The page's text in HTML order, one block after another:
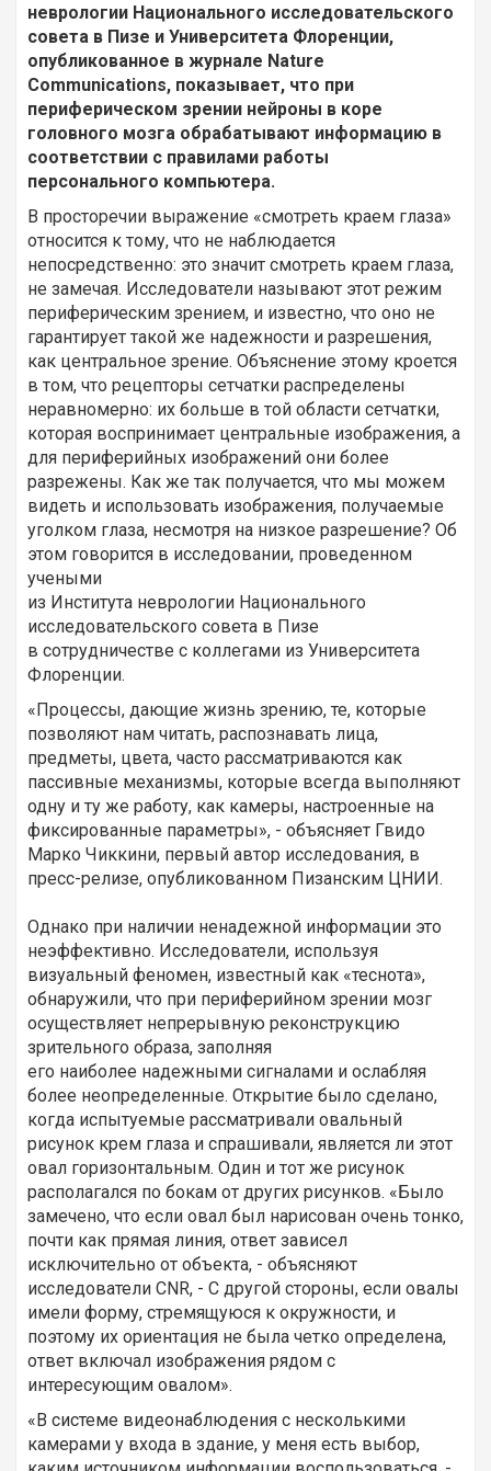
неврологии Национального исследовательского
совета в Пизе и Университета Флоренции,
опубликованное в журнале Nature
Communications, показывает, что при
периферическом зрении нейроны в коре
головного мозга обрабатывают информацию в
соответствии с правилами работы
персонального компьютера.
В просторечии выражение «смотреть краем глаза»
относится к тому, что не наблюдается
непосредственно: это значит смотреть краем глаза,
не замечая. Исследователи называют этот режим
периферическим зрением, и известно, что оно не
гарантирует такой же надежности и разрешения,
как центральное зрение. Объяснение этому кроется
в том, что рецепторы сетчатки распределены
неравномерно: их больше в той области сетчатки,
которая воспринимает центральные изображения, а
для периферийных изображений они более
разрежены. Как же так получается, что мы можем
видеть и использовать изображения, получаемые
уголком глаза, несмотря на низкое разрешение? Об
этом говорится в исследовании, проведенном
учеными
из Института неврологии Национального
исследовательского совета в Пизе
в сотрудничестве с коллегами из Университета
Флоренции.
«Процессы, дающие жизнь зрению, те, которые
позволяют нам читать, распознавать лица,
предметы, цвета, часто рассматриваются как
пассивные механизмы, которые всегда выполняют
одну и ту же работу, как камеры, настроенные на
фиксированные параметры», - объясняет Гвидо
Марко Чиккини, первый автор исследования, в
пресс-релизе, опубликованном Пизанским ЦНИИ.
Однако при наличии ненадежной информации это
неэффективно. Исследователи, используя
визуальный феномен, известный как «теснота»,
обнаружили, что при периферийном зрении мозг
осуществляет непрерывную реконструкцию
зрительного образа, заполняя
его наиболее надежными сигналами и ослабляя
более неопределенные. Открытие было сделано,
когда испытуемые рассматривали овальный
рисунок крем глаза и спрашивали, является ли этот
овал горизонтальным. Один и тот же рисунок
располагался по бокам от других рисунков. «Было
замечено, что если овал был нарисован очень тонко,
почти как прямая линия, ответ зависел
исключительно от объекта, - объясняют
исследователи CNR, - С другой стороны, если овалы
имели форму, стремящуюся к окружности, и
поэтому их ориентация не была четко определена,
ответ включал изображения рядом с
интересующим овалом».
«В системе видеонаблюдения с несколькими
камерами у входа в здание, у меня есть выбор,